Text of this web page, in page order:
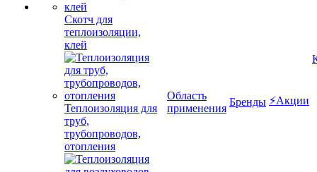
Скотч для
теплоизоляции,
клей
Теплоизоляция для
труб,
трубопроводов,
отопления
Область
применения
Бренды ⚡Акции